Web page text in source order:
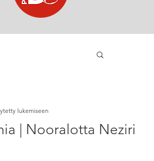
| Nooralotta Neziri
lukemiseen